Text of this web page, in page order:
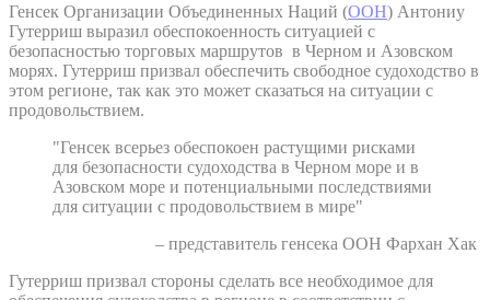
Генсек Организации Объединенных Наций (ООН) Антониу
Гутерриш выразил обеспокоенность ситуацией с
безопасностью торговых маршрутов в Черном и Азовском
морях. Гутерриш призвал обеспечить свободное судоходство в
этом регионе, так как это может сказаться на ситуации с
продовольствием.
"Генсек всерьез обеспокоен растущими рисками
для безопасности судоходства в Черном море и в
Азовском море и потенциальными последствиями
для ситуации с продовольствием в мире"
– представитель генсека ООН Фархан Хак
Гутерриш призвал стороны сделать все необходимое для